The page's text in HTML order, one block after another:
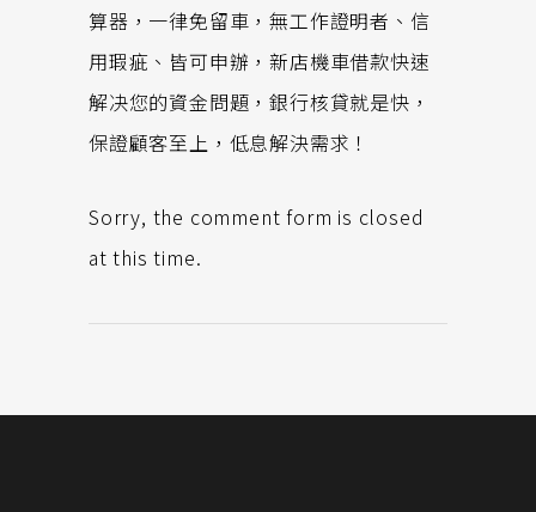
算器，一律免留車，無工作證明者、信
用瑕疵、皆可申辦，新店機車借款快速
解决您的資金問題，銀行核貸就是快，
保證顧客至上，低息解決需求！
Sorry, the comment form is closed
at this time.